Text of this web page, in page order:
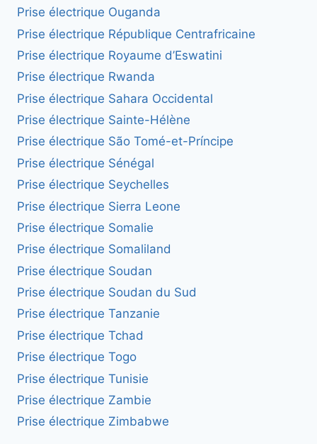
Prise électrique Ouganda
Prise électrique République Centrafricaine
Prise électrique Royaume d’Eswatini
Prise électrique Rwanda
Prise électrique Sahara Occidental
Prise électrique Sainte-Hélène
Prise électrique São Tomé-et-Príncipe
Prise électrique Sénégal
Prise électrique Seychelles
Prise électrique Sierra Leone
Prise électrique Somalie
Prise électrique Somaliland
Prise électrique Soudan
Prise électrique Soudan du Sud
Prise électrique Tanzanie
Prise électrique Tchad
Prise électrique Togo
Prise électrique Tunisie
Prise électrique Zambie
Prise électrique Zimbabwe